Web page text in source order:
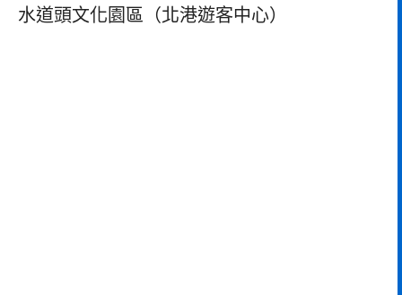
水道頭文化園區（北港遊客中心）